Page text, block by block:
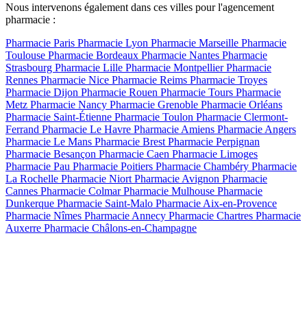
Nous intervenons également dans ces villes pour l'agencement
pharmacie :
Pharmacie Paris Pharmacie Lyon Pharmacie Marseille Pharmacie
Toulouse Pharmacie Bordeaux Pharmacie Nantes Pharmacie
Strasbourg Pharmacie Lille Pharmacie MontpellierPharmacie
Rennes Pharmacie Nice Pharmacie Reims Pharmacie Troyes
Pharmacie Dijon Pharmacie Rouen Pharmacie Tours Pharmacie
Metz Pharmacie Nancy Pharmacie Grenoble Pharmacie Orléans
Pharmacie Saint-Étienne Pharmacie Toulon Pharmacie Clermont-
Ferrand Pharmacie Le Havre Pharmacie Amiens Pharmacie Angers
Pharmacie Le Mans Pharmacie Brest Pharmacie Perpignan
Pharmacie Besançon Pharmacie Caen Pharmacie Limoges
Pharmacie Pau Pharmacie Poitiers Pharmacie Chambéry Pharmacie
La Rochelle Pharmacie Niort Pharmacie Avignon Pharmacie
Cannes Pharmacie ColmarPharmacie Mulhouse Pharmacie
Dunkerque Pharmacie Saint-Malo Pharmacie Aix-en-Provence
Pharmacie Nîmes Pharmacie Annecy Pharmacie Chartres Pharmacie
Auxerre Pharmacie Châlons-en-Champagne